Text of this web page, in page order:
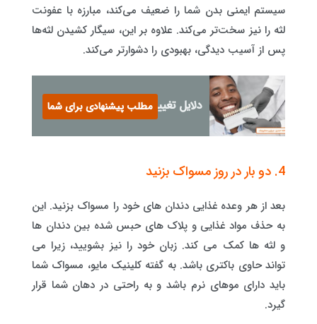
سیستم ایمنی بدن شما را ضعیف می‌کند، مبارزه با عفونت
لثه را نیز سخت‌تر می‌کند. علاوه بر این، سیگار کشیدن لثه‌ها
پس از آسیب دیدگی، بهبودی را دشوارتر می‌کند.
دلایل تغییر رنگ لمینت دندان
مطلب پیشنهادی برای شما
4. دو بار در روز مسواک بزنید
بعد از هر وعده غذایی دندان های خود را مسواک بزنید. این
به حذف مواد غذایی و پلاک های حبس شده بین دندان ها
و لثه ها کمک می کند. زبان خود را نیز بشویید، زیرا می
تواند حاوی باکتری باشد. به گفته کلینیک مایو، مسواک شما
باید دارای موهای نرم باشد و به راحتی در دهان شما قرار
گیرد.